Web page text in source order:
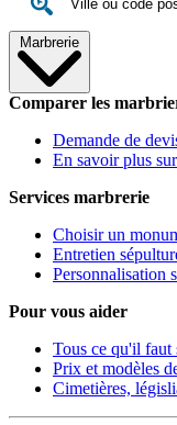
Marbrerie
Comparer les
Demande de
En savoir plus
Services marbrerie
Choisir un
Entretien
Personnalisation
Pour vous aider
Tous ce qu'il faut
Prix et modèles
Cimetières,